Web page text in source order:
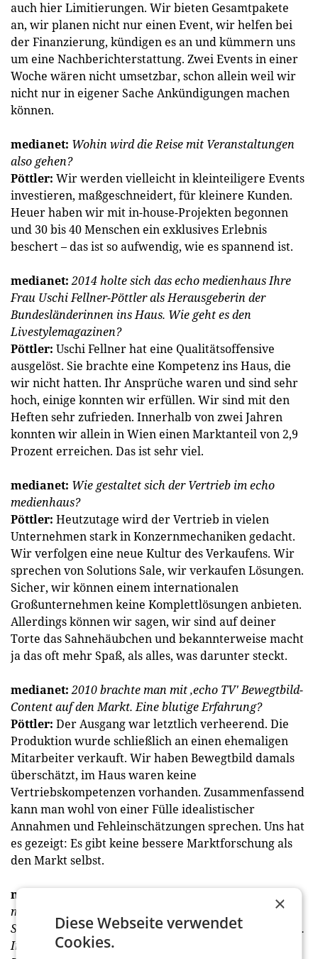
auch hier Limitierungen. Wir bieten Gesamtpakete
an, wir planen nicht nur einen Event, wir helfen bei
der Finanzierung, kündigen es an und kümmern uns
um eine Nachberichterstattung. Zwei Events in einer
Woche wären nicht umsetzbar, schon allein weil wir
nicht nur in eigener Sache Ankündigungen machen
können.
medianet: Wohin wird die Reise mit Veranstaltungen
also gehen?
Pöttler: Wir werden vielleicht in kleinteiligere Events
investieren, maßgeschneidert, für kleinere Kunden.
Heuer haben wir mit in-house-Projekten begonnen
und 30 bis 40 Menschen ein exklusives Erlebnis
beschert – das ist so aufwendig, wie es spannend ist.
medianet:2014 holte sich das echo medienhaus Ihre
Frau Uschi Fellner-Pöttler als Herausgeberin der
Bundesländerinnen ins Haus. Wie geht es den
Livestylemagazinen?
Pöttler: Uschi Fellner hat eine Qualitätsoffensive
ausgelöst. Sie brachte eine Kompetenz ins Haus, die
wir nicht hatten. Ihr Ansprüche waren und sind sehr
hoch, einige konnten wir erfüllen. Wir sind mit den
Heften sehr zufrieden. Innerhalb von zwei Jahren
konnten wir allein in Wien einen Marktanteil von 2,9
Prozent erreichen. Das ist sehr viel.
medianet: Wie gestaltet sich der Vertrieb im echo
medienhaus?
Pöttler: Heutzutage wird der Vertrieb in vielen
Unternehmen stark in Konzernmechaniken gedacht.
Wir verfolgen eine neue Kultur des Verkaufens. Wir
sprechen von Solutions Sale, wir verkaufen Lösungen.
Sicher, wir können einem internationalen
Großunternehmen keine Komplettlösungen anbieten.
Allerdings können wir sagen, wir sind auf deiner
Torte das Sahnehäubchen und bekannterweise macht
ja das oft mehr Spaß, als alles, was darunter steckt.
medianet:2010 brachte man mit ‚echo TV' Bewegtbild-
Content auf den Markt. Eine blutige Erfahrung?
Pöttler: Der Ausgang war letztlich verheerend. Die
Produktion wurde schließlich an einen ehemaligen
Mitarbeiter verkauft. Wir haben Bewegtbild damals
überschätzt, im Haus waren keine
Vertriebskompetenzen vorhanden. Zusammenfassend
kann man wohl von einer Fülle idealistischer
Annahmen und Fehleinschätzungen sprechen. Uns hat
es gezeigt: Es gibt keine bessere Marktforschung als
den Markt selbst.
medianet:
Bis Ende 2013 war ein Eigentümer des echo
medienhauses politisch gefärbt; echo gehörte dem der
SPÖ zurechenbaren Verband der Wiener Arbeiterheime.
In der Branche wurden damals Stimmen laut, der neue
×
Diese Webseite verwendet
Cookies.